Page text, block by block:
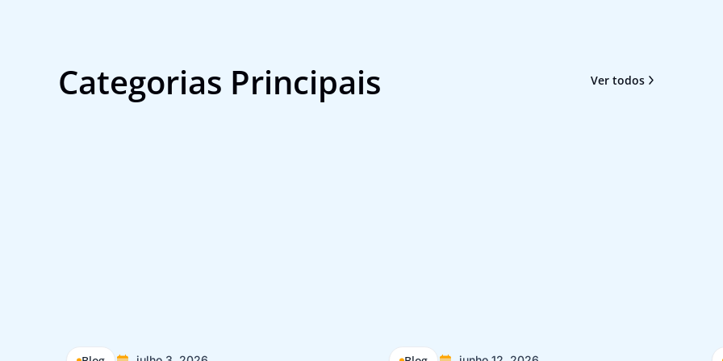
Ver todos
Categorias Principais